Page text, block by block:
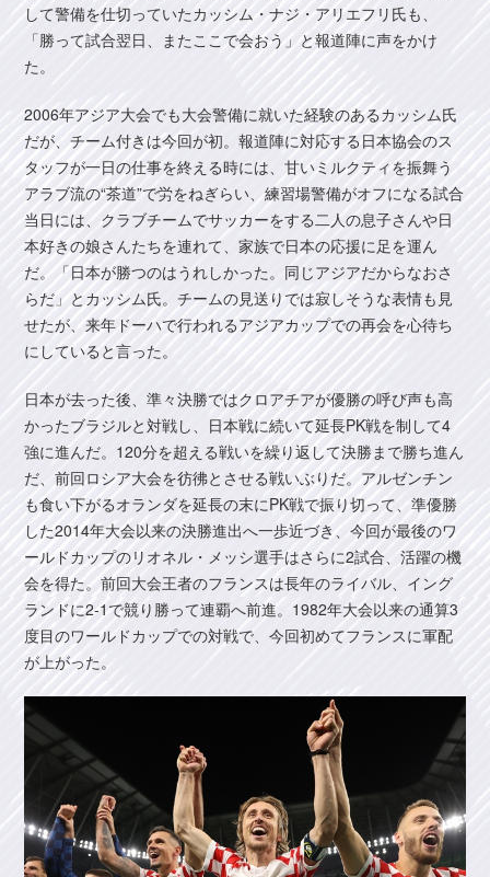
して警備を仕切っていたカッシム・ナジ・アリエフリ氏も、
「勝って試合翌日、またここで会おう」と報道陣に声をかけ
た。
2006年アジア大会でも大会警備に就いた経験のあるカッシム氏
だが、チーム付きは今回が初。報道陣に対応する日本協会のス
タッフが一日の仕事を終える時には、甘いミルクティを振舞う
アラブ流の“茶道”で労をねぎらい、練習場警備がオフになる試合
当日には、クラブチームでサッカーをする二人の息子さんや日
本好きの娘さんたちを連れて、家族で日本の応援に足を運ん
だ。「日本が勝つのはうれしかった。同じアジアだからなおさ
らだ」とカッシム氏。チームの見送りでは寂しそうな表情も見
せたが、来年ドーハで行われるアジアカップでの再会を心待ち
にしていると言った。
日本が去った後、準々決勝ではクロアチアが優勝の呼び声も高
かったブラジルと対戦し、日本戦に続いて延長PK戦を制して4
強に進んだ。120分を超える戦いを繰り返して決勝まで勝ち進ん
だ、前回ロシア大会を彷彿とさせる戦いぶりだ。アルゼンチン
も食い下がるオランダを延長の末にPK戦で振り切って、準優勝
した2014年大会以来の決勝進出へ一歩近づき、今回が最後のワ
ールドカップのリオネル・メッシ選手はさらに2試合、活躍の機
会を得た。前回大会王者のフランスは長年のライバル、イング
ランドに2-1で競り勝って連覇へ前進。1982年大会以来の通算3
度目のワールドカップでの対戦で、今回初めてフランスに軍配
が上がった。